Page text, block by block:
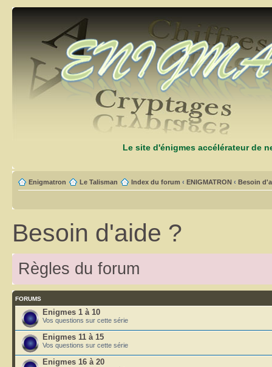
Le site d'énigmes accélérateur de
Enigmatron Le Talisman Index du forum ‹ ENIGMATRON ‹ Besoin
Besoin d'aide ?
Règles du forum
FORUMS
Enigmes 1 à 10
Vos questions sur cette série
Enigmes 11 à 15
Vos questions sur cette série
Enigmes 16 à 20